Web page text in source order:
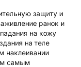
защиту и
ранок и
на кожу
на теле
наклеивании
самым